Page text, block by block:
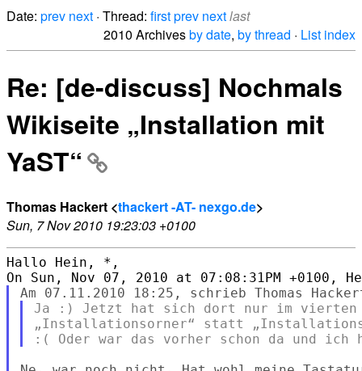
Date: prev next · Thread: firstprev nextlast
2010 Archivesby date, by thread · List index
Re: [de-discuss] Nochmals
Wikiseite „Installation mit
YaST“
Thomas Hackert <thackert -AT- nexgo.de>
Sun, 7 Nov 2010 19:23:03 +0100
Hallo Hein, *,
Ja :) Jetzt hat sich dort nur im vierten
„Installationsorner“ statt